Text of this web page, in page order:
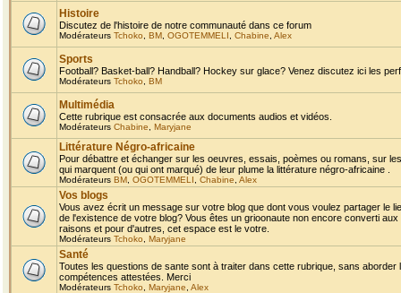
Histoire
Discutez de l'histoire de notre communauté dans ce forum
Modérateurs Tchoko BM OGOTEMMELI Chabine Alex
Sports
Football? Basket-ball? Handball? Hockey sur glace? Venez discutez ici les
Modérateurs Tchoko BM
Multimédia
Cette rubrique est consacrée aux documents audios et vidéos.
Modérateurs Chabine Maryjane
Littérature Négro-africaine
Pour débattre et échanger sur les oeuvres, essais, poèmes ou romans, sur
qui marquent (ou qui ont marqué) de leur plume la littérature négro-africaine .
Modérateurs BM OGOTEMMELI Chabine Alex
Vos blogs
Vous avez écrit un message sur votre blog que dont vous voulez partager le
de l'existence de votre blog? Vous êtes un grioonaute non encore converti
raisons et pour d'autres, cet espace est le votre.
Modérateurs Tchoko Maryjane
Santé
Toutes les questions de sante sont à traiter dans cette rubrique, sans
compétences attestées. Merci
Modérateurs Tchoko Maryjane Alex